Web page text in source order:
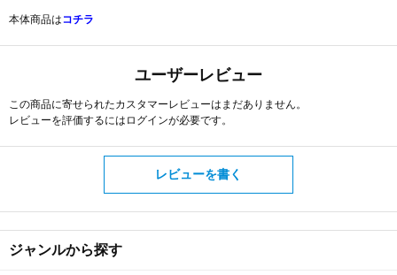
本体商品はコチラ
ユーザーレビュー
この商品に寄せられたカスタマーレビューはまだありません。
レビューを評価するには ログインが必要です。
レビューを書く
ジャンルから探す